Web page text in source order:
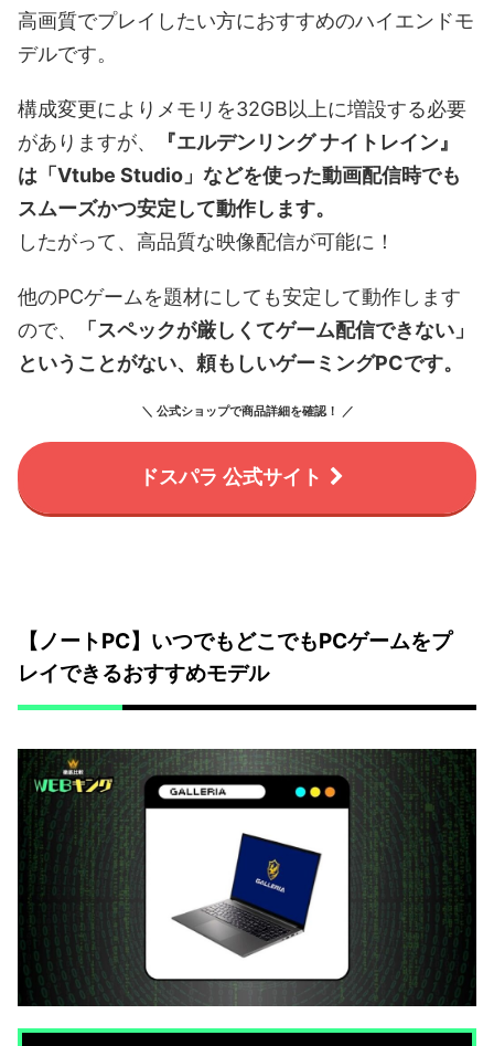
高画質でプレイしたい方におすすめのハイエンドモ
デルです。
構成変更によりメモリを32GB以上に増設する必要
がありますが、
『エルデンリング ナイトレイン』
は「Vtube Studio」などを使った動画配信時でも
スムーズかつ安定して動作します。
したがって、高品質な映像配信が可能に！
他のPCゲームを題材にしても安定して動作します
ので、
「スペックが厳しくてゲーム配信できない」
ということがない、頼もしいゲーミングPCです。
＼ 公式ショップで商品詳細を確認！ ／
ドスパラ 公式サイト
【ノートPC】いつでもどこでもPCゲームをプ
レイできるおすすめモデル